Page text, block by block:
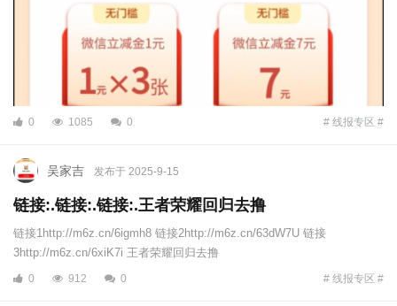
0 1085 0 # 线报专区 #
吴家吉 发布于 2025-9-15
链接:.链接:.链接:.王者荣耀回归去撸
链接1http://m6z.cn/6igmh8 链接2http://m6z.cn/63dW7U 链接
3http://m6z.cn/6xiK7i 王者荣耀回归去撸
0 912 0 # 线报专区 #